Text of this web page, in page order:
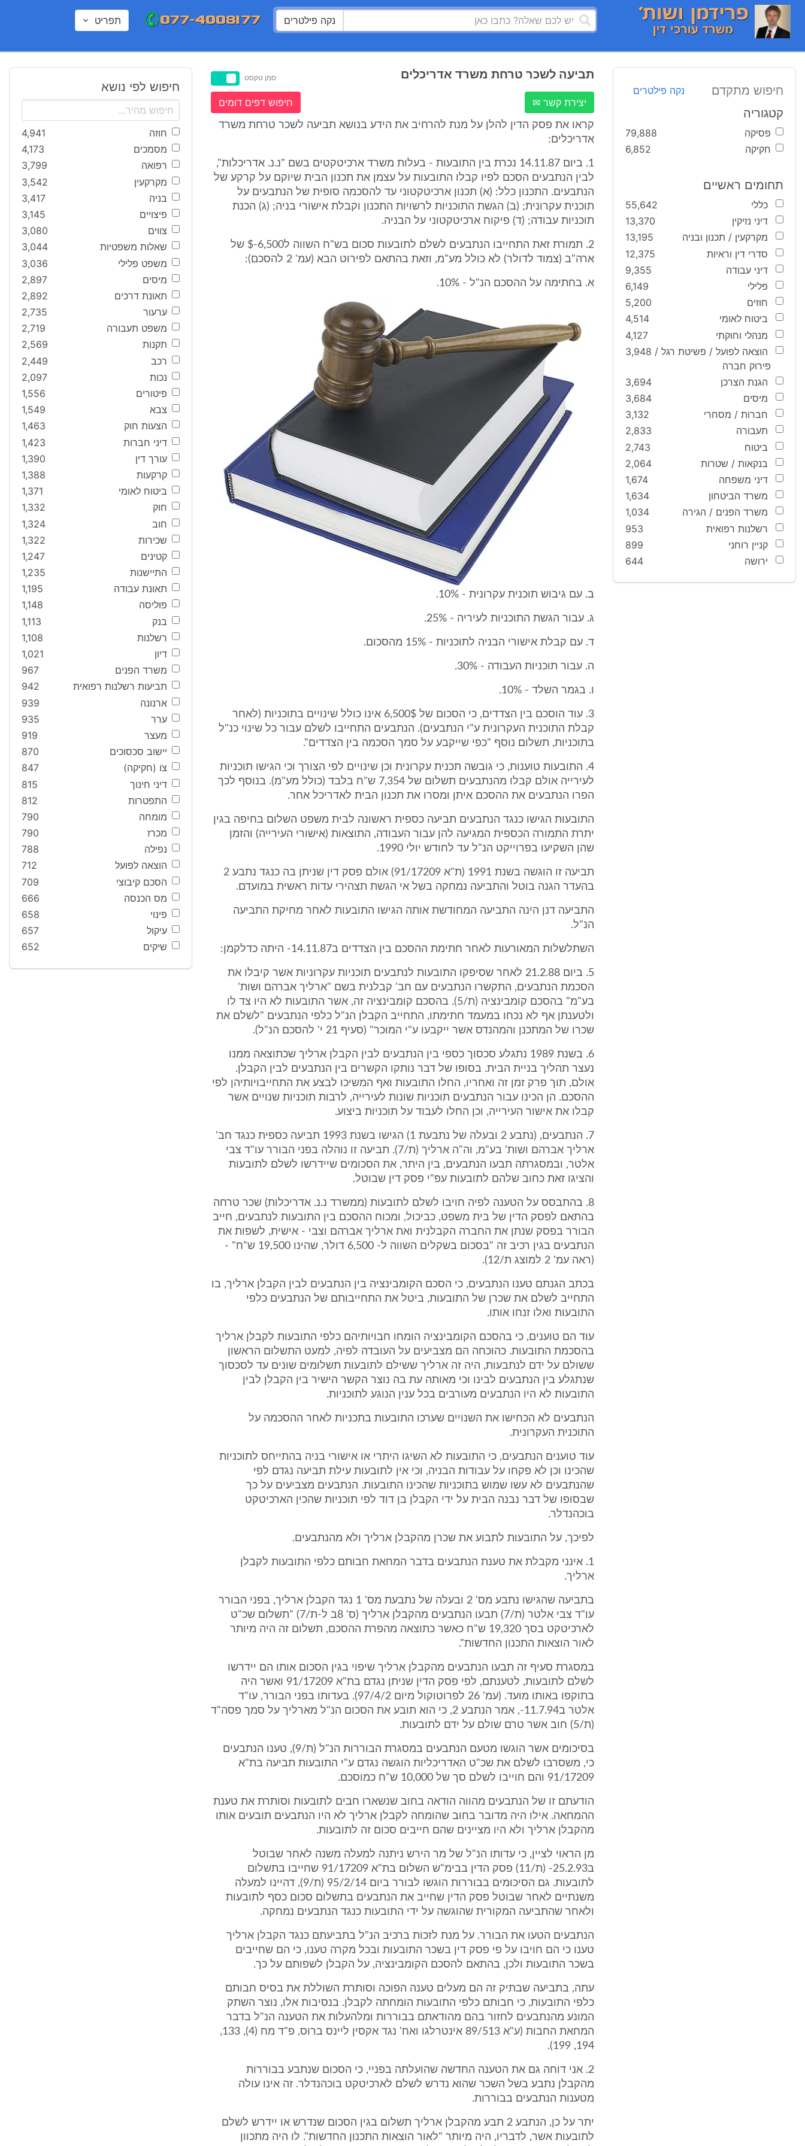
נקה פילטרים תפריט
חיפוש מתקדם נקה פילטרים
קטגוריה
פסיקה
79,888
חקיקה
6,852
תחומים ראשיים
כללי
55,642
דיני נזיקין
13,370
מקרקעין / תכנון ובניה
13,195
סדרי דין וראיות
12,375
דיני עבודה
9,355
פלילי
6,149
חוזים
5,200
ביטוח לאומי
4,514
מנהלי וחוקתי
4,127
הוצאה לפועל / פשיטת רגל /
פירוק חברה
3,948
הגנת הצרכן
3,694
מיסים
3,684
חברות / מסחרי
3,132
תעבורה
2,833
ביטוח
2,743
בנקאות / שטרות
2,064
דיני משפחה
1,674
משרד הביטחון
1,634
משרד הפנים / הגירה
1,034
רשלנות רפואית
953
קניין רוחני
899
ירושה
644
תביעה לשכר טרחת משרד אדריכלים סמן טקסט
יצירת קשר ✉ חיפוש דפים דומים
קראו את פסק הדין להלן על מנת להרחיב את הידע בנושא תביעה לשכר טרחת משרד
אדריכלים:
1. ביום 14.11.87 נכרת בין התובעות - בעלות משרד ארכיטקטים בשם "נ.נ. אדריכלות",
לבין הנתבעים הסכם לפיו קבלו התובעות על עצמן את תכנון הבית שיוקם על קרקע של
הנתבעים. התכנון כלל: (א) תכנון ארכיטקטוני עד להסכמה סופית של הנתבעים על
תוכנית עקרונית; (ב) הגשת התוכניות לרשויות התכנון וקבלת אישורי בניה; (ג) הכנת
תוכניות עבודה; (ד) פיקוח ארכיטקטוני על הבניה.
2. תמורת זאת התחייבו הנתבעים לשלם לתובעות סכום בש"ח השווה ל6,500-$ של
ארה"ב (צמוד לדולר) לא כולל מע"מ, וזאת בהתאם לפירוט הבא (עמ' 2 להסכם):
א. בחתימה על ההסכם הנ"ל - 10%.
ב. עם גיבוש תוכנית עקרונית - 10%.
ג. עבור הגשת התוכניות לעיריה - 25%.
ד. עם קבלת אישורי הבניה לתוכניות - 15% מהסכום.
ה. עבור תוכניות העבודה - 30%.
ו. בגמר השלד - 10%.
3. עוד הוסכם בין הצדדים, כי הסכום של 6,500$ אינו כולל שינויים בתוכניות (לאחר
קבלת התוכנית העקרונית ע"י הנתבעים). הנתבעים התחייבו לשלם עבור כל שינוי כנ"ל
בתוכניות, תשלום נוסף "כפי שייקבע על סמך הסכמה בין הצדדים".
4. התובעות טוענות, כי גובשה תכנית עקרונית וכן שינויים לפי הצורך וכי הגישו תוכניות
לעירייה אולם קבלו מהנתבעים תשלום של 7,354 ש"ח בלבד (כולל מע"מ). בנוסף לכך
הפרו הנתבעים את ההסכם איתן ומסרו את תכנון הבית לאדריכל אחר.
התובעות הגישו כנגד הנתבעים תביעה כספית ראשונה לבית משפט השלום בחיפה בגין
יתרת התמורה הכספית המגיעה להן עבור העבודה, התוצאות (אישורי העירייה) והזמן
שהן השקיעו בפרוייקט הנ"ל עד לחודש יולי 1990.
תביעה זו הוגשה בשנת 1991 (ת"א 91/17209) אולם פסק דין שניתן בה כנגד נתבע 2
בהעדר הגנה בוטל והתביעה נמחקה בשל אי הגשת תצהירי עדות ראשית במועדם.
התביעה דנן הינה התביעה המחודשת אותה הגישו התובעות לאחר מחיקת התביעה
הנ"ל.
השתלשלות המאורעות לאחר חתימת ההסכם בין הצדדים ב14.11.87- היתה כדלקמן:
5. ביום 21.2.88 לאחר שסיפקו התובעות לנתבעים תוכניות עקרוניות אשר קיבלו את
הסכמת הנתבעים, התקשרו הנתבעים עם חב' קבלנית בשם "ארליך אברהם ושות'
בע"מ" בהסכם קומבינציה (ת/5). בהסכם קומבינציה זה, אשר התובעות לא היו צד לו
ולטענתן אף לא נכחו במעמד חתימתו, התחייב הקבלן הנ"ל כלפי הנתבעים "לשלם את
שכרו של המתכנן והמהנדס אשר ייקבעו ע"י המוכר" (סעיף 21 י' להסכם הנ"ל).
6. בשנת 1989 נתגלע סכסוך כספי בין הנתבעים לבין הקבלן ארליך שכתוצאה ממנו
נעצר תהליך בניית הבית. בסופו של דבר נותקו הקשרים בין הנתבעים לבין הקבלן.
אולם, תוך פרק זמן זה ואחריו, החלו התובעות ואף המשיכו לבצע את התחייבויותיהן לפי
ההסכם. הן הכינו עבור הנתבעים תוכניות שונות לעירייה, לרבות תוכניות שנויים אשר
קבלו את אישור העירייה, וכן החלו לעבוד על תוכניות ביצוע.
7. הנתבעים, (נתבע 2 ובעלה של נתבעת 1) הגישו בשנת 1993 תביעה כספית כנגד חב'
ארליך אברהם ושות' בע"מ, וה"ה ארליך (ת/7). תביעה זו נוהלה בפני הבורר עו"ד צבי
אלטר, ובמסגרתה תבעו הנתבעים, בין היתר, את הסכומים שיידרשו לשלם לתובעות
והציגו זאת כחוב שלהם לתובעות עפ"י פסק דין שבוטל.
8. בהתבסס על הטענה לפיה חויבו לשלם לתובעות (ממשרד נ.נ. אדריכלות) שכר טרחה
בהתאם לפסק הדין של בית משפט, כביכול, ומכוח ההסכם בין התובעות לנתבעים, חייב
הבורר בפסק שנתן את החברה הקבלנית ואת ארליך אברהם וצבי - אישית, לשפות את
הנתבעים בגין רכיב זה "בסכום בשקלים השווה ל- 6,500 דולר, שהינו 19,500 ש"ח" -
(ראה עמ' 2 למוצג ת/12).
בכתב הגנתם טענו הנתבעים, כי הסכם הקומבינציה בין הנתבעים לבין הקבלן ארליך, בו
התחייב לשלם את שכרן של התובעות, ביטל את התחייבותם של הנתבעים כלפי
התובעות ואלו זנחו אותו.
עוד הם טוענים, כי בהסכם הקומבינציה הומחו חבויותיהם כלפי התובעות לקבלן ארליך
בהסכמת התובעות. כהוכחה הם מצביעים על העובדה לפיה, למעט התשלום הראשון
ששולם על ידם לנתבעות, היה זה ארליך ששילם לתובעות תשלומים שונים עד לסכסוך
שנתגלע בין הנתבעים לבינו וכי מאותה עת בה נוצר הקשר הישיר בין הקבלן לבין
התובעות לא היו הנתבעים מעורבים בכל ענין הנוגע לתוכניות.
הנתבעים לא הכחישו את השנויים שערכו התובעות בתכניות לאחר ההסכמה על
התוכנית העקרונית.
עוד טוענים הנתבעים, כי התובעות לא השיגו היתרי או אישורי בניה בהתייחס לתוכניות
שהכינו וכן לא פקחו על עבודות הבניה, וכי אין לתובעות עילת תביעה נגדם לפי
שהנתבעים לא עשו שמוש בתוכניות שהכינו התובעות. הנתבעים מצביעים על כך
שבסופו של דבר נבנה הבית על ידי הקבלן בן דוד לפי תוכניות שהכין הארכיטקט
בוכהנדלר.
לפיכך, על התובעות לתבוע את שכרן מהקבלן ארליך ולא מהנתבעים.
1. אינני מקבלת את טענת הנתבעים בדבר המחאת חבותם כלפי התובעות לקבלן
ארליך.
בתביעה שהגישו נתבע מס' 2 ובעלה של נתבעת מס' 1 נגד הקבלן ארליך, בפני הבורר
עו"ד צבי אלטר (ת/7) תבעו הנתבעים מהקבלן ארליך (ס' 8ב ל-ת/7) "תשלום שכ"ט
לארכיטקט בסך 19,320 ש"ח כאשר כתוצאה מהפרת ההסכם, תשלום זה היה מיותר
לאור הוצאות התכנון החדשות".
במסגרת סעיף זה תבעו הנתבעים מהקבלן ארליך שיפוי בגין הסכום אותו הם יידרשו
לשלם לתובעות, לטענתם, לפי פסק הדין שניתן נגדם בת"א 91/17209 ואשר היה
בתוקפו באותו מועד. (עמ' 26 לפרוטוקול מיום 97/4/2). בעדותו בפני הבורר, עו"ד
אלטר ב11.7.94-, אמר הנתבע 2, כי הוא תובע את הסכום הנ"ל מארליך על סמך פסה"ד
(ת/5) חוב אשר טרם שולם על ידם לתובעות.
בסיכומים אשר הוגשו מטעם הנתבעים במסגרת הבוררות הנ"ל (ת/9), טענו הנתבעים
כי, משסרבו לשלם את שכ"ט האדריכליות הוגשה נגדם ע"י התובעות תביעה בת"א
91/17209 והם חוייבו לשלם סך של 10,000 ש"ח כמוסכם.
הודעתם זו של הנתבעים מהווה הודאה בחוב שנשארו חבים לתובעות וסותרת את טענת
ההמחאה. אילו היה מדובר בחוב שהומחה לקבלן ארליך לא היו הנתבעים תובעים אותו
מהקבלן ארליך ולא היו מציינים שהם חייבים סכום זה לתובעות.
מן הראוי לציין, כי עדותו הנ"ל של מר הירש ניתנה למעלה משנה לאחר שבוטל
ב25.2.93- (ת/11) פסק הדין בבימ"ש השלום בת"א 91/17209 שחייבו בתשלום
לתובעות. גם הסיכומים בבוררות הוגשו לבורר ביום 95/2/14 (ת/9), דהיינו למעלה
משנתיים לאחר שבוטל פסק הדין שחייב את הנתבעים בתשלום סכום כסף לתובעות
ולאחר שהתביעה המקורית שהוגשה על ידי התובעות כנגד הנתבעים נמחקה.
הנתבעים הטעו את הבורר. על מנת לזכות ברכיב הנ"ל בתביעתם כנגד הקבלן ארליך
טענו כי הם חויבו על פי פסק דין בשכר התובעות ובכל מקרה טענו, כי הם שחייבים
בשכר התובעות ולכן, בהתאם להסכם הקומבינציה, על הקבלן לשפותם על כך.
עתה, בתביעה שבתיק זה הם מעלים טענה הפוכה וסותרת השוללת את בסיס חבותם
כלפי התובעות, כי חבותם כלפי התובעות הומחתה לקבלן. בנסיבות אלו, נוצר השתק
המונע מהנתבעים לחזור בהם מהודאתם בבוררות ומלהעלות את הטענה הנ"ל בדבר
המחאת החבות (ע"א 89/513 אינטרלגו ואח' נגד אקסין ליינס ברוס, פ"ד מח (4), 133,
194, 199).
2. אני דוחה גם את הטענה החדשה שהועלתה בפניי, כי הסכום שנתבע בבוררות
מהקבלן נתבע בשל השכר שהוא נדרש לשלם לארכיטקט בוכהנדלר. זה אינו עולה
מטענות הנתבעים בבוררות.
יתר על כן, הנתבע 2 תבע מהקבלן ארליך תשלום בגין הסכום שנדרש או יידרש לשלם
לתובעות אשר, לדבריו, היה מיותר "לאור הוצאות התכנון החדשות". לו היה מתכוון
חיפוש לפי נושא
חוזה
4,941
מסמכים
4,173
רפואה
3,799
מקרקעין
3,542
בניה
3,417
פיצויים
3,145
צווים
3,080
שאלות משפטיות
3,044
משפט פלילי
3,036
מיסים
2,897
תאונת דרכים
2,892
ערעור
2,735
משפט תעבורה
2,719
תקנות
2,569
רכב
2,449
נכות
2,097
פיטורים
1,556
צבא
1,549
הצעות חוק
1,463
דיני חברות
1,423
עורך דין
1,390
קרקעות
1,388
ביטוח לאומי
1,371
חוק
1,332
חוב
1,324
שכירות
1,322
קטינים
1,247
התיישנות
1,235
תאונת עבודה
1,195
פוליסה
1,148
בנק
1,113
רשלנות
1,108
דיון
1,021
משרד הפנים
967
תביעות רשלנות רפואית
942
ארנונה
939
ערר
935
מעצר
919
יישוב סכסוכים
870
צו (חקיקה)
847
דיני חינוך
815
התפטרות
812
מומחה
790
מכרז
790
נפילה
788
הוצאה לפועל
712
הסכם קיבוצי
709
מס הכנסה
666
פינוי
658
עיקול
657
שיקים
652